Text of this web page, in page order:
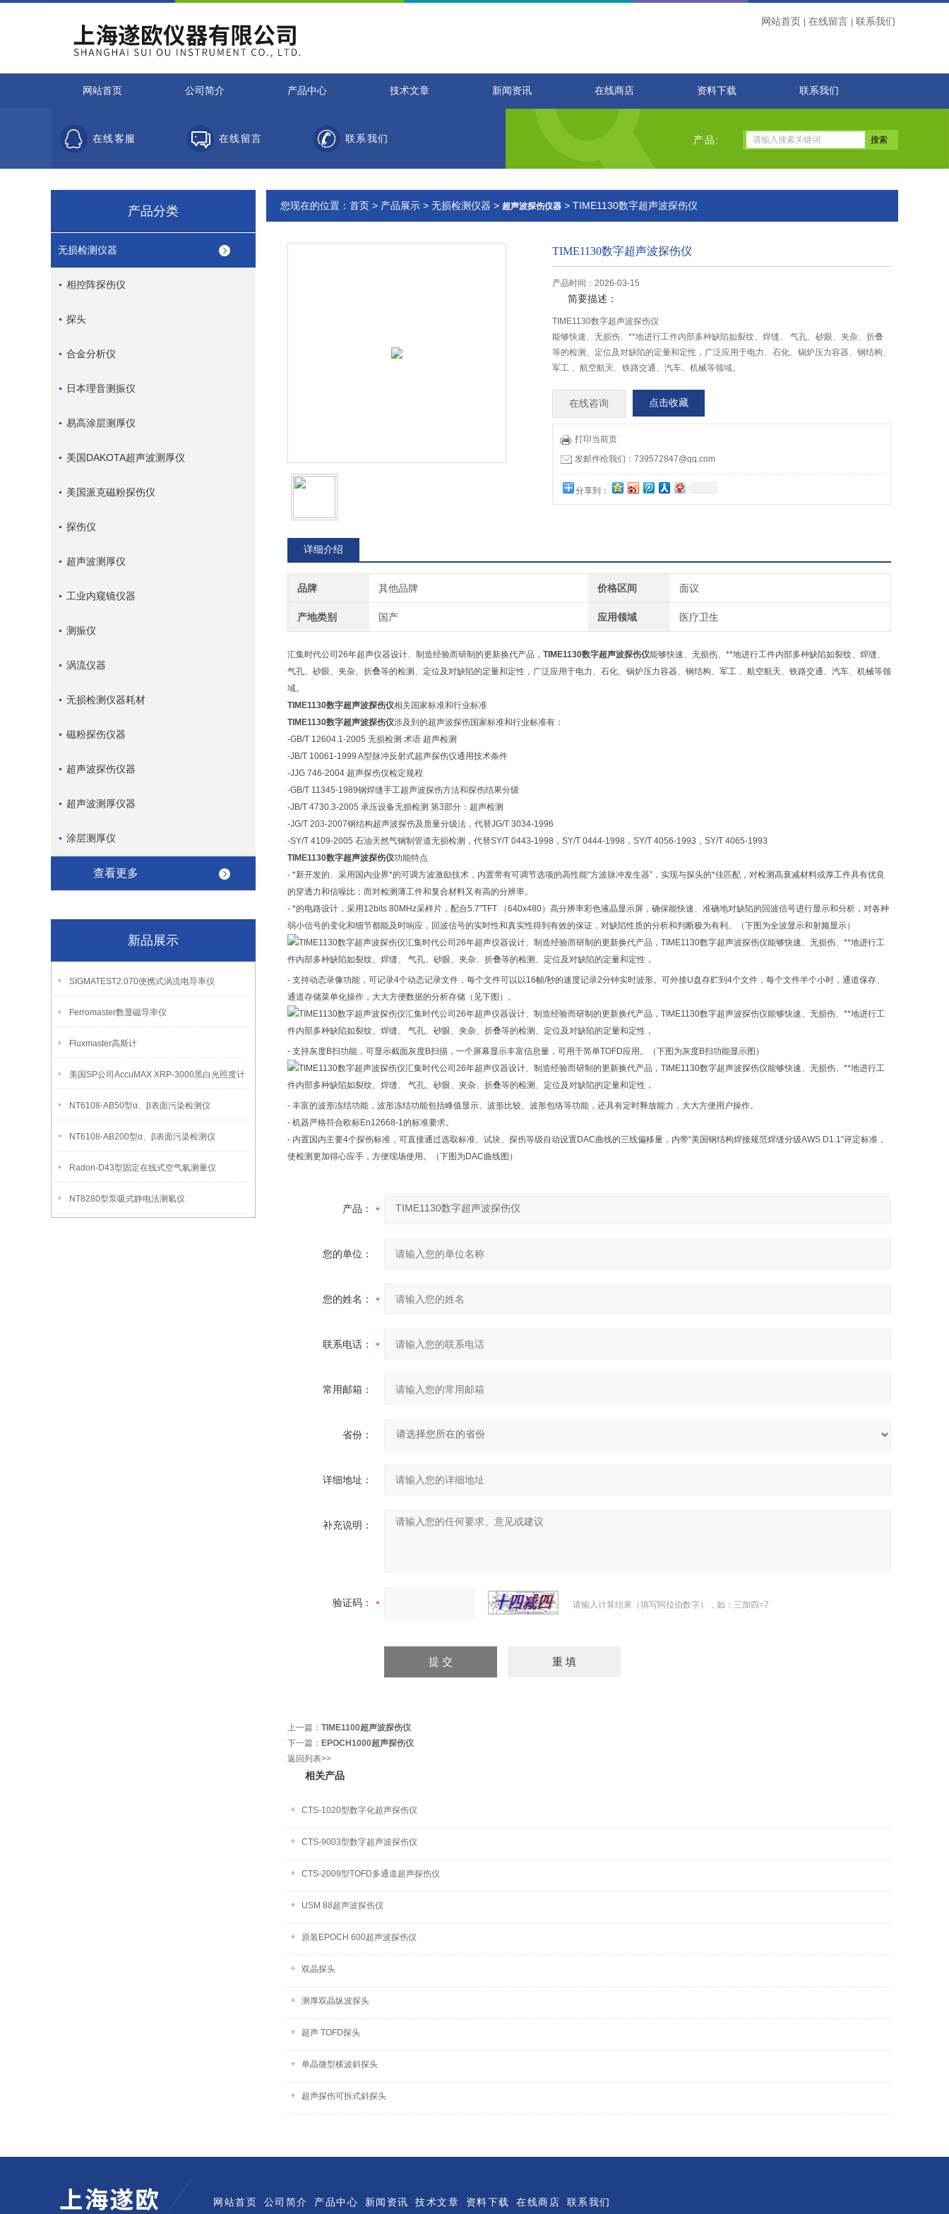
网站首页 在线留言 联系我们
网站首页 公司简介 产品中心 技术文章 新闻资讯 在线商店 资料下载 联系我们
在线客服 在线留言 联系我们 产品:
产品分类
无损检测仪器
相控阵探伤仪
探头
合金分析仪
日本理音测振仪
易高涂层测厚仪
美国DAKOTA超声波测厚仪
美国派克磁粉探伤仪
探伤仪
超声波测厚仪
工业内窥镜仪器
测振仪
涡流仪器
无损检测仪器耗材
磁粉探伤仪器
超声波探伤仪器
超声波测厚仪器
涂层测厚仪
查看更多
新品展示
SIGMATEST2.070便携式涡流电导率仪
Ferromaster数显磁导率仪
Fluxmaster高斯计
美国SP公司AccuMAX XRP-3000黑白光照度计
NT6108-AB50型α、β表面污染检测仪
NT6108-AB200型α、β表面污染检测仪
Radon-D43型固定在线式空气氡测量仪
NT8280型泵吸式静电法测氡仪
您现在的位置： 首页 > 产品展示 > 无损检测仪器 > 超声波探伤仪器 > TIME1130数字超声波探伤仪
TIME1130数字超声波探伤仪
产品时间：2026-03-15
简要描述：
TIME1130数字超声波探伤仪
能够快速、无损伤、**地进行工件内部多种缺陷如裂纹、焊缝、 气孔、砂眼、夹杂、折叠
等的检测、定位及对缺陷的定量和定性，广泛应用于电力、石化、锅炉压力容器、钢结构、
军工 、航空航天、铁路交通、汽车、机械等领域。
在线咨询 点击收藏
打印当前页
发邮件给我们：739572847@qq.com
分享到：
详细介绍
品牌 其他品牌 价格区间 面议
产地类别 国产 应用领域 医疗卫生
汇集时代公司26年超声仪器设计、制造经验而研制的更新换代产品， TIME1130数字超声波探伤仪能够快速、无损伤、**地进行工件内部多种缺陷如裂纹、焊缝、
气孔、砂眼、夹杂、折叠等的检测、定位及对缺陷的定量和定性，广泛应用于电力、石化、锅炉压力容器、钢结构、军工 、航空航天、铁路交通、汽车、机械等领
域。
TIME1130数字超声波探伤仪相关国家标准和行业标准
TIME1130数字超声波探伤仪涉及到的超声波探伤国家标准和行业标准有：
-GB/T 12604.1-2005 无损检测 术语 超声检测
-JB/T 10061-1999 A型脉冲反射式超声探伤仪通用技术条件
-JJG 746-2004 超声探伤仪检定规程
-GB/T 11345-1989钢焊缝手工超声波探伤方法和探伤结果分级
-JB/T 4730.3-2005 承压设备无损检测 第3部分：超声检测
-JG/T 203-2007钢结构超声波探伤及质量分级法，代替JG/T 3034-1996
-SY/T 4109-2005 石油天然气钢制管道无损检测，代替SY/T 0443-1998，SY/T 0444-1998，SY/T 4056-1993，SY/T 4065-1993
TIME1130数字超声波探伤仪功能特点
- *新开发的、采用国内业界*的可调方波激励技术，内置带有可调节选项的高性能“方波脉冲发生器”，实现与探头的*佳匹配，对检测高衰减材料或厚工件具有优良
的穿透力和信噪比；而对检测薄工件和复合材料又有高的分辨率。
- *的电路设计，采用12bits 80MHz采样片，配合5.7"TFT （640x480）高分辨率彩色液晶显示屏，确保能快速、准确地对缺陷的回波信号进行显示和分析，对各种
弱小信号的变化和细节都能及时响应，回波信号的实时性和真实性得到有效的保证，对缺陷性质的分析和判断极为有利。（下图为全波显示和射频显示）
- 支持动态录像功能，可记录4个动态记录文件，每个文件可以以16帧/秒的速度记录2分钟实时波形。可外接U盘存贮到4个文件，每个文件半个小时，通道保存、
通道存储菜单化操作，大大方便数据的分析存储（见下图）。
- 支持灰度B扫功能，可显示截面灰度B扫描，一个屏幕显示丰富信息量，可用于简单TOFD应用。（下图为灰度B扫功能显示图）
- 丰富的波形冻结功能，波形冻结功能包括峰值显示、波形比较、波形包络等功能，还具有定时释放能力，大大方便用户操作。
- 机器严格符合欧标En12668-1的标准要求。
- 内置国内主要4个探伤标准，可直接通过选取标准、试块、探伤等级自动设置DAC曲线的三线偏移量，内带“美国钢结构焊接规范焊缝分级AWS D1.1”评定标准，
使检测更加得心应手，方便现场使用。（下图为DAC曲线图）
产品：
您的单位：
您的姓名：
联系电话：
常用邮箱：
省份：
详细地址：
补充说明：
验证码： 请输入计算结果（填写阿拉伯数字），如：三加四=7
上一篇： TIME1100超声波探伤仪
下一篇： EPOCH1000超声探伤仪
返回列表>>
相关产品
CTS-1020型数字化超声探伤仪
CTS-9003型数字超声波探伤仪
CTS-2009型TOFD多通道超声探伤仪
USM 88超声波探伤仪
原装EPOCH 600超声波探伤仪
双晶探头
测厚双晶纵波探头
超声 TOFD探头
单晶微型横波斜探头
超声探伤可拆式斜探头
网站首页 公司简介 产品中心 新闻资讯 技术文章 资料下载 在线商店 联系我们